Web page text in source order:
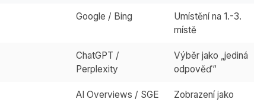
Google / Bing
Umístění na 1.-3.
místě
ChatGPT /
Perplexity
Výběr jako „jediná
odpověď“
AI Overviews / SGE
Zobrazení jako